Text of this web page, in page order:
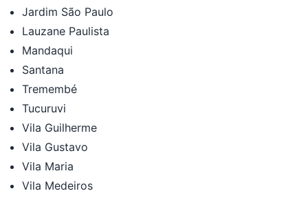
Jardim São Paulo
Lauzane Paulista
Mandaqui
Santana
Tremembé
Tucuruvi
Vila Guilherme
Vila Gustavo
Vila Maria
Vila Medeiros